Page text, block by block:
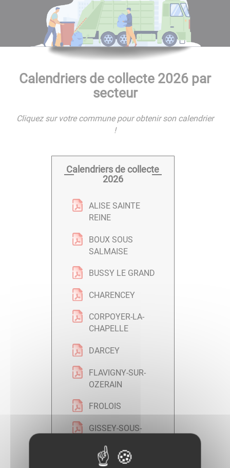
Calendriers de collecte 2026 par
secteur
Cliquez sur votre commune pour obtenir son calendrier
!
Calendriers de collecte
2026
ALISE SAINTE
REINE
BOUX SOUS
SALMAISE
BUSSY LE GRAND
CHARENCEY
CORPOYER-LA-
CHAPELLE
DARCEY
FLAVIGNY-SUR-
OZERAIN
FROLOIS
GISSEY-SOUS-
GRESIGNY-